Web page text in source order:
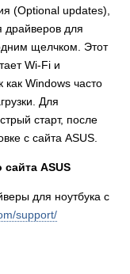
(Optional updates),
драйверов для
щелчком. Этот
Wi-Fi и
как Windows часто
Для
старт, после
с сайта ASUS.
ASUS
для ноутбука с
support/